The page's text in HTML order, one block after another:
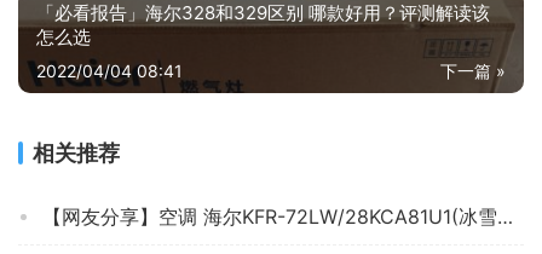
「必看报告」海尔328和329区别 哪款好用？评测解读该
怎么选
下一篇 »
2022/04/04 08:41
相关推荐
【网友分享】空调 海尔KFR-72LW/28KCA81U1(冰雪白) 效果怎么样？为什么评价这样说？求测评！